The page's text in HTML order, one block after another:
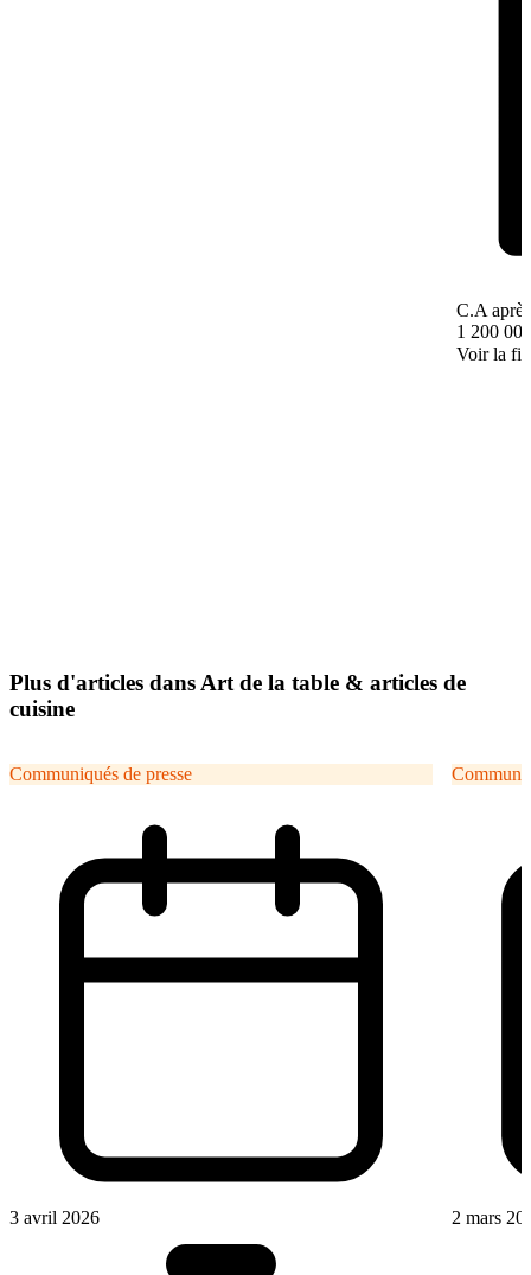
C.A
1 200
Voir la
Plus d'articles dans Art de la table & articles de
cuisine
Communiqués de presse
3 avril 2026 2 mars